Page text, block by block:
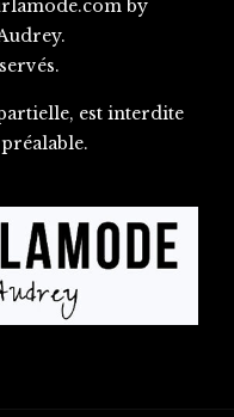
by
est interdite